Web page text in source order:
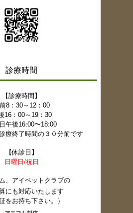
診療時間
【診療時間】
8：30～12：00
16：00～19：30
午後16:00〜18:00
療終了時間の３０分前です
【休診日】
日曜日/祝日
、アイペットクラブの
にも対応いたします
をお持ち下さい。）